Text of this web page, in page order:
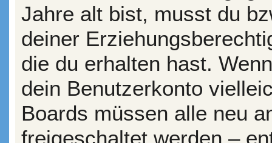
Jahre alt bist, musst du
deiner
die du erhalten hast.
dein Benutzerkonto
Boards müssen alle neu
freigeschaltet werden –